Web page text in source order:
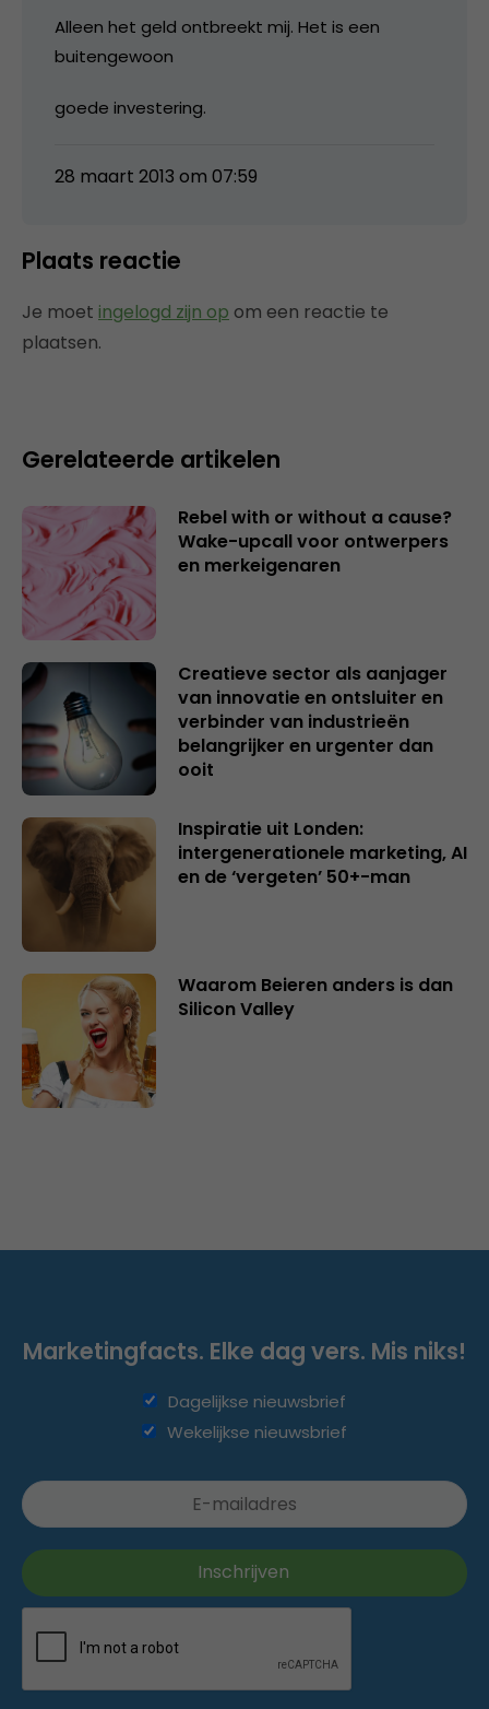
Alleen het geld ontbreekt mij. Het is een
buitengewoon
goede investering.
28 maart 2013 om 07:59
Plaats reactie
Je moet ingelogd zijn op om een reactie te
plaatsen.
Gerelateerde artikelen
Rebel with or without a cause?
Wake-upcall voor ontwerpers
en merkeigenaren
Creatieve sector als aanjager
van innovatie en ontsluiter en
verbinder van industrieën
belangrijker en urgenter dan
ooit
Inspiratie uit Londen:
intergenerationele marketing, AI
en de ‘vergeten’ 50+-man
Waarom Beieren anders is dan
Silicon Valley
Marketingfacts. Elke dag vers. Mis niks!
Dagelijkse nieuwsbrief
Wekelijkse nieuwsbrief